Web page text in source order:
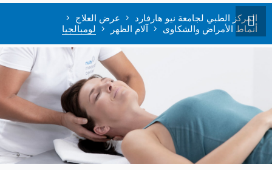
المركز الطبي لجامعة نيو هارفارد
عرض العلاج
أنماط الأمراض والشكاوى
آلام الظهر لومبالجيا